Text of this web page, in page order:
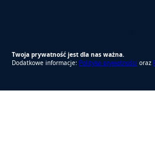
Twoja prywatność jest dla nas ważna.
Dodatkowe informacje: Polityka prywatności oraz